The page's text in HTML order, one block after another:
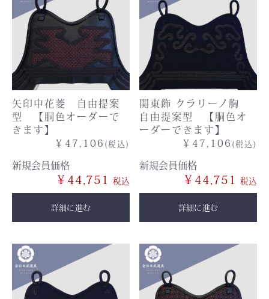
矢印中花菱 自由提案
型 【胴色オーダーで
きます】
￥47,106 (税込)
新規会員価格
￥44,751
詳細に進む
関東飾 クラリーノ胸
自由提案型 【胴色オ
ーダーできます】
￥47,106 (税込)
新規会員価格
￥44,751
詳細に進む